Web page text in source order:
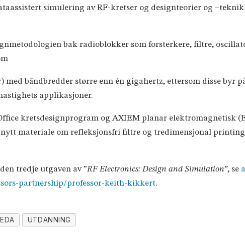
simulering av RF-kretser og designteorier og
bak radioblokker som forsterkere, filtre,
med båndbredder større enn én gigahertz, ettersom disse byr
applikasjoner.
kretsdesignprogram og AXIEM planar elektromagnetisk
materiale om refleksjonsfri filtre og tredimensjonal
tredje utgaven av ”RF Electronics: Design and Simulation”, se
partnership/professor-keith-kikkert.
EDA UTDANNING